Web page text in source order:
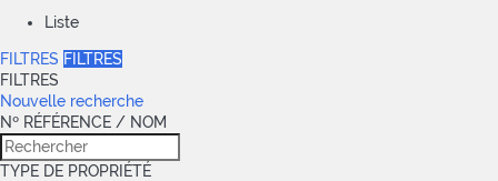
Liste
FILTRES FILTRES
FILTRES
Nouvelle recherche
Nº RÉFÉRENCE / NOM
TYPE DE PROPRIÉTÉ